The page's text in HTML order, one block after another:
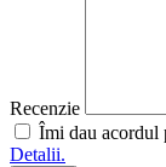
Recenzie
Îmi dau acordul
Detalii.